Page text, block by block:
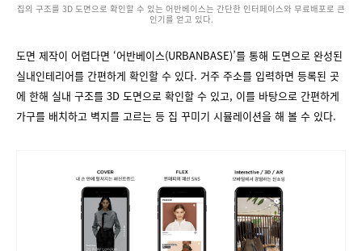
집의 구조를 3D 도면으로 확인할 수 있는 어반베이스는 간단한 인터페이스와 무료배포로 큰
인기를 얻고 있다.
도면 제작이 어렵다면 ‘어반베이스(URBANBASE)’를 통해 도면으로 완성된
실내인테리어를 간편하게 확인할 수 있다. 거주 주소를 입력하면 등록된 곳
에 한해 실내 구조를 3D 도면으로 확인할 수 있고, 이를 바탕으로 간편하게
가구를 배치하고 벽지를 고르는 등 집 꾸미기 시뮬레이션을 해 볼 수 있다.